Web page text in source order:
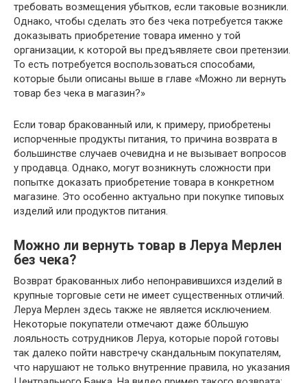
требовать возмещения убытков, если таковые возникли.
Однако, чтобы сделать это без чека потребуется также
доказывать приобретение товара именно у той
организации, к которой вы предъявляете свои претензии.
То есть потребуется воспользоваться способами,
которые были описаны выше в главе «Можно ли вернуть
товар без чека в магазин?»
Если товар бракованный или, к примеру, приобретены
испорченные продукты питания, то причина возврата в
большинстве случаев очевидна и не вызывает вопросов
у продавца. Однако, могут возникнуть сложности при
попытке доказать приобретение товара в конкретном
магазине. Это особенно актуально при покупке типовых
изделий или продуктов питания.
Можно ли вернуть товар в Леруа Мерлен
без чека?
Возврат бракованных либо непонравившихся изделий в
крупные торговые сети не имеет существенных отличий.
Леруа Мерлен здесь также не является исключением.
Некоторые покупатели отмечают даже бОльшую
лояльность сотрудников Леруа, которые порой готовы
так далеко пойти навстречу скандальным покупателям,
что нарушают не только внутренние правила, но указания